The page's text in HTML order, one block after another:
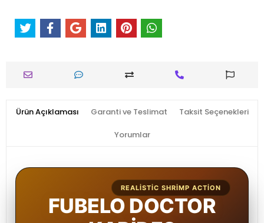
Ürün Açıklaması Garanti ve Teslimat Taksit Seçenekleri
Yorumlar
REALISTIC SHRIMP ACTION
FUBELO DOCTOR